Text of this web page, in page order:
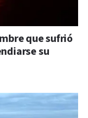
que sufrió
su